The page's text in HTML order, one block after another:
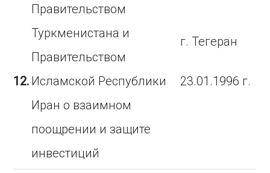
12.
Правительством
Туркменистана и
Правительством
Исламской Республики
Иран о взаимном
поощрении и защите
инвестиций
г. Тегеран
23.01.1996 г.